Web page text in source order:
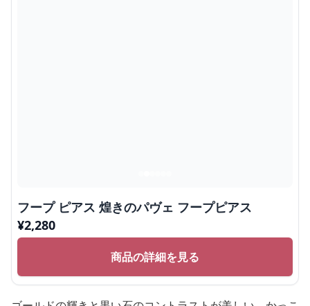
フープ ピアス 煌きのパヴェ フープピアス
¥2,280
商品の詳細を見る